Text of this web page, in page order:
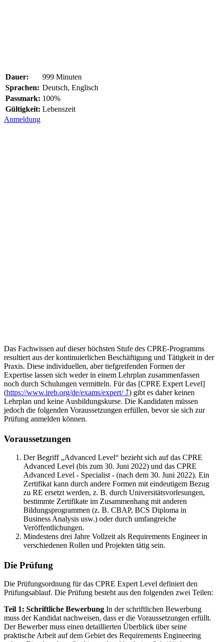
Dauer:
999 Minuten
Sprachen: Deutsch, Englisch
Passmark: 100%
Gültigkeit: Lebenszeit
Anmeldung
Das Fachwissen auf dieser höchsten Stufe des CPRE-Programms
resultiert aus der kontinuierlichen Beschäftigung und Tätigkeit in der
Praxis. Diese individuellen, aber tiefgreifenden Formen der
Expertise lassen sich weder in einem Lehrplan zusammenfassen
noch durch Schulungen vermitteln. Für das [CPRE Expert Level]
(https://www.ireb.org/de/exams/expert/⤴) gibt es daher keinen
Lehrplan und keine Ausbildungskurse. Die Kandidaten müssen
jedoch die folgenden Voraussetzungen erfüllen, bevor sie sich zur
Prüfung anmelden können.
Voraussetzungen
Der Begriff „Advanced Level“ bezieht sich auf das CPRE
Advanced Level (bis zum 30. Juni 2022) und das CPRE
Advanced Level - Specialist - (nach dem 30. Juni 2022). Ein
Zertifikat kann durch andere Formen mit eindeutigem Bezug
zu RE ersetzt werden, z. B. durch Universitätsvorlesungen,
bestimmte Zertifikate im Zusammenhang mit anderen
Bildungsprogrammen (z. B. CBAP, BCS Diploma in
Business Analysis usw.) oder durch umfangreiche
Veröffentlichungen.
Mindestens drei Jahre Vollzeit als Requirements Engineer in
verschiedenen Rollen und Projekten tätig sein.
Die Prüfung
Die Prüfungsordnung für das CPRE Expert Level definiert den
Prüfungsablauf. Die Prüfung besteht aus den folgenden zwei Teilen:
Teil 1: Schriftliche Bewerbung In der schriftlichen Bewerbung
muss der Kandidat nachweisen, dass er die Voraussetzungen erfüllt.
Der Bewerber muss einen detaillierten Überblick über seine
praktische Arbeit auf dem Gebiet des Requirements Engineering